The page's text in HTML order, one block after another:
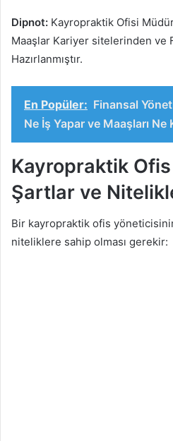
Dipnot: Kayropraktik Ofisi
Maaşlar Kariyer sitelerinden ve
Hazırlanmıştır.
En Popüler: Finansal
Ne İş Yapar ve Maaşları Ne
Kayropraktik
Şartlar ve
Bir kayropraktik ofis
niteliklere sahip olması gerekir: